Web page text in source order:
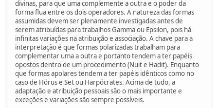
divinas, para que uma complemente a outra e o poder da
forma flua entre os dois operadores. A natureza das formas
assumidas devem ser plenamente investigadas antes de
serem atribuídas para trabalhos Gamma ou Epsilon, pois há
infinitas variações na atribuição e associação. A chave para a
interpretação é que formas polarizadas trabalham para
complementar uma a outra e portanto tendem a ter papéis
opostos dentro de um procedimento (Nuit e Hadit). Enquanto
que formas apolares tendem a ter papéis idênticos como no
caso de Hórus e Set ou Harpócrates. Acima de tudo, a
adaptação e atribuição pessoais são o mais importante e
exceções e variações são sempre possíveis.